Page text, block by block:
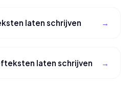
laten schrijven
laten schrijven